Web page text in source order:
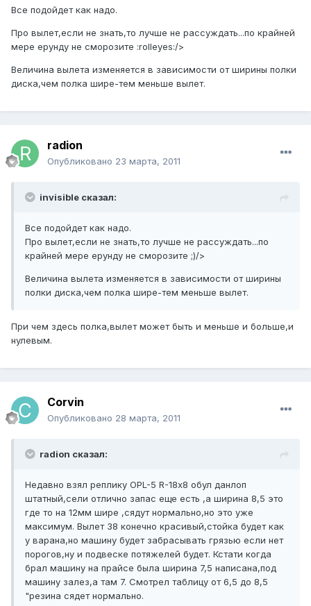
Все подойдет как надо.
Про вылет,если не знать,то лучше не рассуждать...по крайней
мере ерунду не сморозите :rolleyes:/>
Величина вылета изменяется в зависимости от ширины полки
диска,чем полка шире-тем меньше вылет.
radion
Опубликовано 23 марта, 2011
invisible сказал:
Все подойдет как надо.
Про вылет,если не знать,то лучше не рассуждать...по
крайней мере ерунду не сморозите ;)/>
Величина вылета изменяется в зависимости от ширины
полки диска,чем полка шире-тем меньше вылет.
При чем здесь полка,вылет может быть и меньше и больше,и
нулевым.
Corvin
Опубликовано 28 марта, 2011
radion сказал:
Недавно взял реплику OPL-5 R-18х8 обул данлоп
штатный,сели отлично запас еще есть ,а ширина 8,5 это
где то на 12мм шире ,сядут нормально,но это уже
максимум. Вылет 38 конечно красивый,стойка будет как
у варана,но машину будет забрасывать грязью если нет
порогов,ну и подвеске потяжелей будет. Кстати когда
брал машину на прайсе была ширина 7,5 написана,под
машину залез,а там 7. Смотрел таблицу от 6,5 до 8,5
"резина сядет нормально.